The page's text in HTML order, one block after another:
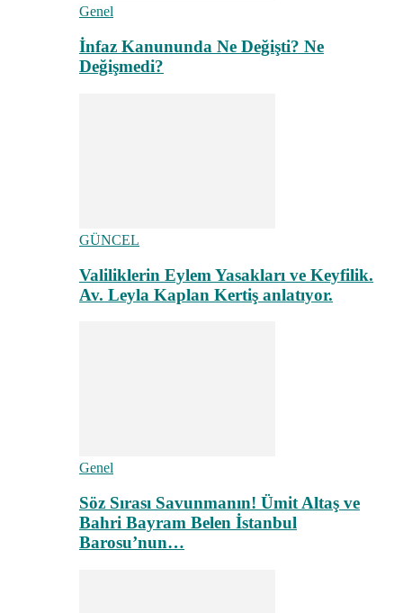
Genel
İnfaz Kanununda Ne Değişti? Ne
Değişmedi?
GÜNCEL
Valiliklerin Eylem Yasakları ve Keyfilik.
Av. Leyla Kaplan Kertiş anlatıyor.
Genel
Söz Sırası Savunmanın! Ümit Altaş ve
Bahri Bayram Belen İstanbul
Barosu’nun…